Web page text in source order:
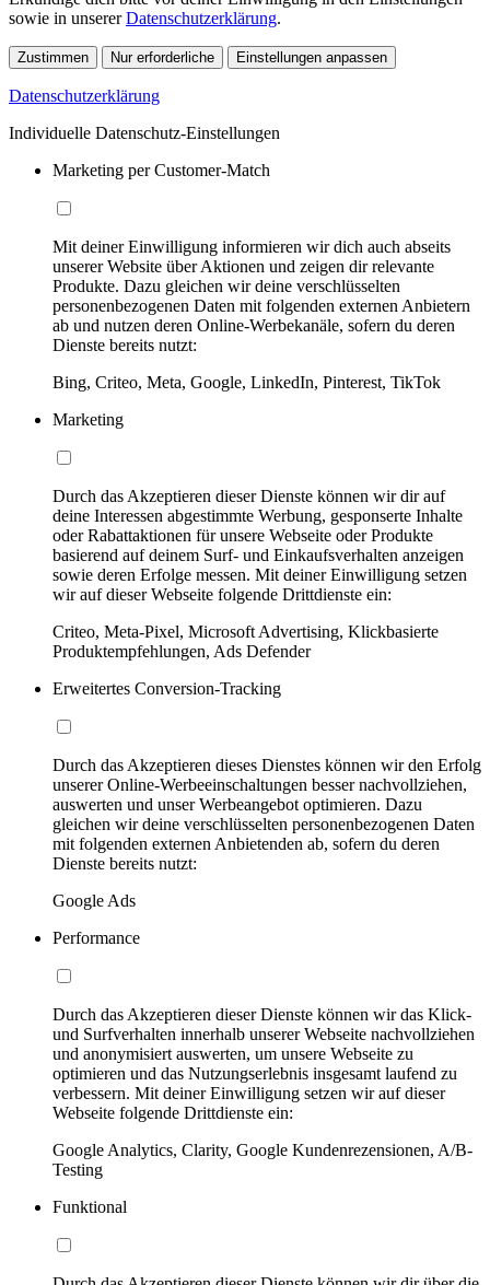
sowie in unsererDatenschutzerklärung.
Zustimmen Nur erforderliche Einstellungen anpassen
Datenschutzerklärung
Individuelle Datenschutz-Einstellungen
Marketing per Customer-Match
Mit deiner Einwilligung informieren wir dich auch abseits
unserer Website über Aktionen und zeigen dir relevante
Produkte. Dazu gleichen wir deine verschlüsselten
personenbezogenen Daten mit folgenden externen Anbietern
ab und nutzen deren Online-Werbekanäle, sofern du deren
Dienste bereits nutzt:
Bing, Criteo, Meta, Google, LinkedIn, Pinterest, TikTok
Marketing
Durch das Akzeptieren dieser Dienste können wir dir auf
deine Interessen abgestimmte Werbung, gesponserte Inhalte
oder Rabattaktionen für unsere Webseite oder Produkte
basierend auf deinem Surf- und Einkaufsverhalten anzeigen
sowie deren Erfolge messen. Mit deiner Einwilligung setzen
wir auf dieser Webseite folgende Drittdienste ein:
Criteo, Meta-Pixel, Microsoft Advertising, Klickbasierte
Produktempfehlungen, Ads Defender
Erweitertes Conversion-Tracking
Durch das Akzeptieren dieses Dienstes können wir den Erfolg
unserer Online-Werbeeinschaltungen besser nachvollziehen,
auswerten und unser Werbeangebot optimieren. Dazu
gleichen wir deine verschlüsselten personenbezogenen Daten
mit folgenden externen Anbietenden ab, sofern du deren
Dienste bereits nutzt:
Google Ads
Performance
Durch das Akzeptieren dieser Dienste können wir das Klick-
und Surfverhalten innerhalb unserer Webseite nachvollziehen
und anonymisiert auswerten, um unsere Webseite zu
optimieren und das Nutzungserlebnis insgesamt laufend zu
verbessern. Mit deiner Einwilligung setzen wir auf dieser
Webseite folgende Drittdienste ein:
Google Analytics, Clarity, Google Kundenrezensionen, A/B-
Testing
Funktional